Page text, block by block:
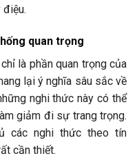
điệu.
quan trọng
là phần quan trọng của
lại ý nghĩa sâu sắc về
nghi thức này có thể
giảm đi sự trang trọng.
các nghi thức theo tín
cần thiết.